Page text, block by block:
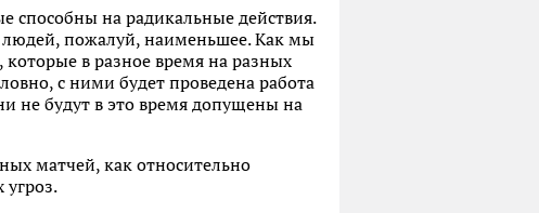
способны на радикальные действия.
людей, пожалуй, наименьшее. Как мы
в разное время на разных
с ними будет проведена работа
не будут в это время допущены на
матчей, как относительно